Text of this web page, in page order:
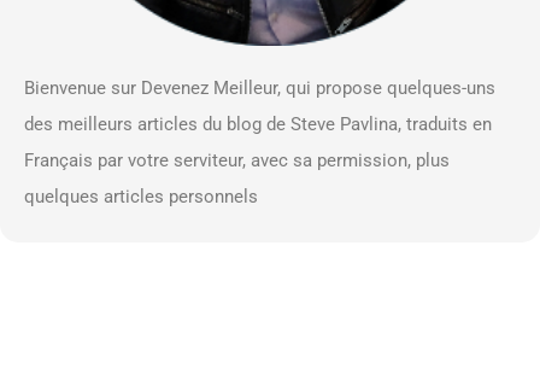
Bienvenue sur Devenez Meilleur, qui propose quelques-uns
des meilleurs articles du blog de Steve Pavlina, traduits en
Français par votre serviteur, avec sa permission, plus
quelques articles personnels